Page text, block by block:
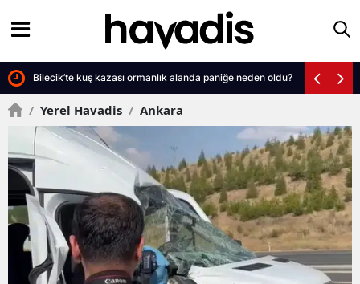
kuruluş mesajı
Bilecik’te kuş kazası ormanlık alanda paniğe neden oldu?
/ Yerel Havadis / Ankara